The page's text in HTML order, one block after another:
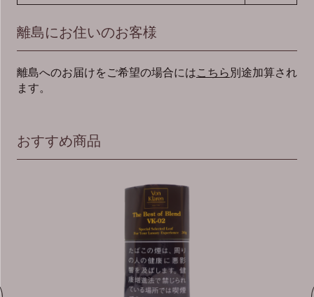
離島にお住いのお客様
離島へのお届けをご希望の場合にはこちら 別途加算され
ます。
おすすめ商品